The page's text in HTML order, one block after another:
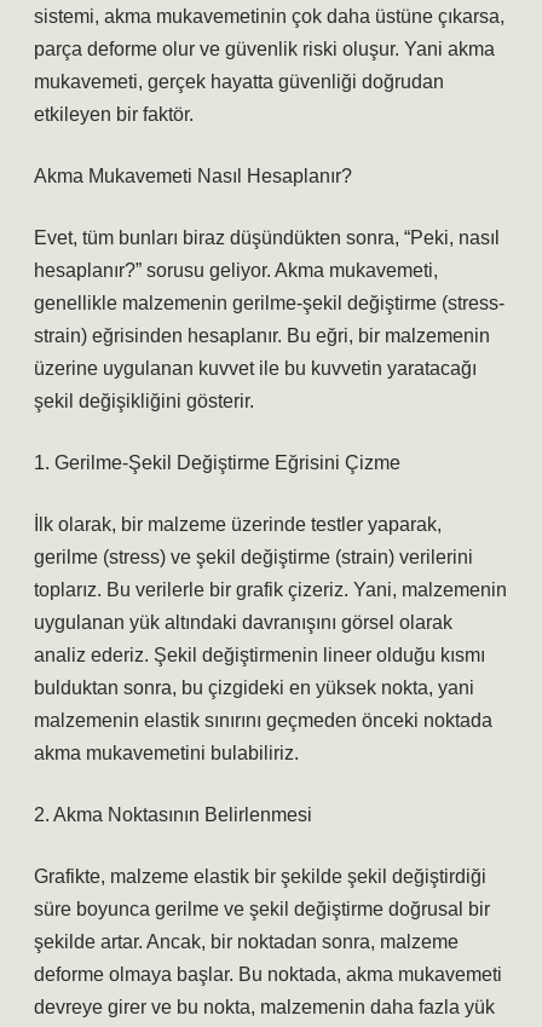
sistemi, akma mukavemetinin çok daha üstüne çıkarsa,
parça deforme olur ve güvenlik riski oluşur. Yani akma
mukavemeti, gerçek hayatta güvenliği doğrudan
etkileyen bir faktör.
Akma Mukavemeti Nasıl Hesaplanır?
Evet, tüm bunları biraz düşündükten sonra, “Peki, nasıl
hesaplanır?” sorusu geliyor. Akma mukavemeti,
genellikle malzemenin gerilme-şekil değiştirme (stress-
strain) eğrisinden hesaplanır. Bu eğri, bir malzemenin
üzerine uygulanan kuvvet ile bu kuvvetin yaratacağı
şekil değişikliğini gösterir.
1. Gerilme-Şekil Değiştirme Eğrisini Çizme
İlk olarak, bir malzeme üzerinde testler yaparak,
gerilme (stress) ve şekil değiştirme (strain) verilerini
toplarız. Bu verilerle bir grafik çizeriz. Yani, malzemenin
uygulanan yük altındaki davranışını görsel olarak
analiz ederiz. Şekil değiştirmenin lineer olduğu kısmı
bulduktan sonra, bu çizgideki en yüksek nokta, yani
malzemenin elastik sınırını geçmeden önceki noktada
akma mukavemetini bulabiliriz.
2. Akma Noktasının Belirlenmesi
Grafikte, malzeme elastik bir şekilde şekil değiştirdiği
süre boyunca gerilme ve şekil değiştirme doğrusal bir
şekilde artar. Ancak, bir noktadan sonra, malzeme
deforme olmaya başlar. Bu noktada, akma mukavemeti
devreye girer ve bu nokta, malzemenin daha fazla yük